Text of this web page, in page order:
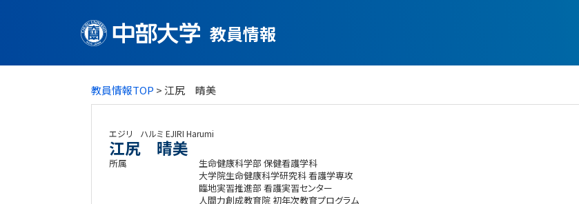
教員情報
教員情報TOP > 江尻 晴美
エジリ ハルミ EJIRI Harumi
江尻 晴美
所属
生命健康科学部 保健看護学科
大学院生命健康科学研究科 看護学専攻
臨地実習推進部 看護実習センター
人間力創成教育院 初年次教育プログラム